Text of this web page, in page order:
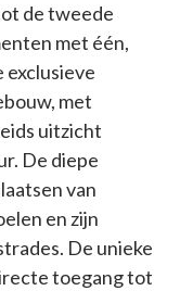
de tweede
met één,
exclusieve
met
uitzicht
De diepe
van
en zijn
De unieke
toegang tot